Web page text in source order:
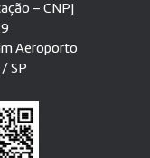
– CNPJ
Aeroporto
SP